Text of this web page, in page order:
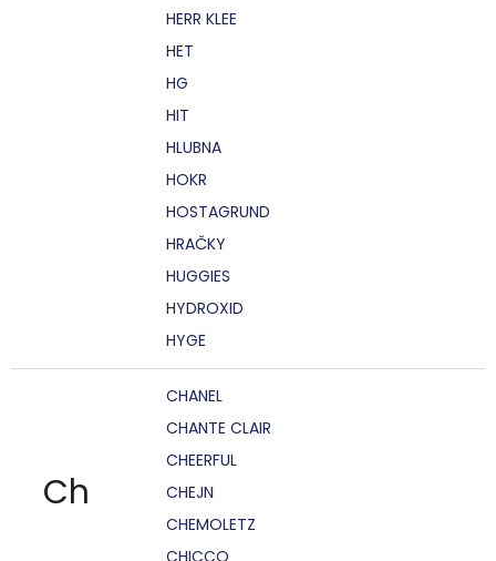
HERR KLEE
HET
HG
HIT
HLUBNA
HOKR
HOSTAGRUND
HRAČKY
HUGGIES
HYDROXID
HYGE
Ch
CHANEL
CHANTE CLAIR
CHEERFUL
CHEJN
CHEMOLETZ